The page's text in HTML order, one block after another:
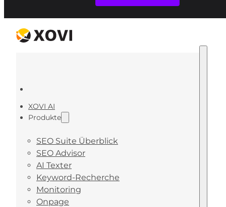
XOVI AI
Produkte
SEO Suite Überblick
SEO Advisor
AI Texter
Keyword-Recherche
Monitoring
Onpage